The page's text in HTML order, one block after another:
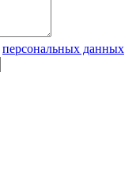
персональных данных